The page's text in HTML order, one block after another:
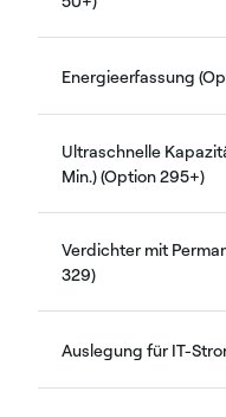
Energieerfassung
Ultraschnelle
Min.) (Option 295+)
Verdichter mit
329)
Auslegung für IT-